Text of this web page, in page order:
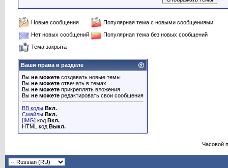
Новые сообщения
Популярная тема с новыми сообщениями
Нет новых сообщений
Популярная тема без новых сообщений
Тема закрыта
Ваши права в разделе
Вы не можете создавать новые темы
Вы не можете отвечать в темах
Вы не можете прикреплять вложения
Вы не можете редактировать свои сообщения
BB коды Вкл.
Смайлы Вкл.
[IMG] код Вкл.
HTML код Выкл.
Часовой